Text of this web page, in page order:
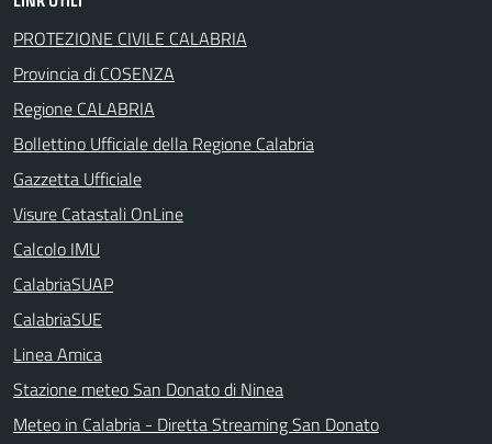
PROTEZIONE CIVILE CALABRIA
Provincia di COSENZA
Regione CALABRIA
Bollettino Ufficiale della Regione Calabria
Gazzetta Ufficiale
Visure Catastali OnLine
Calcolo IMU
CalabriaSUAP
CalabriaSUE
Linea Amica
Stazione meteo San Donato di Ninea
Meteo in Calabria - Diretta Streaming San Donato